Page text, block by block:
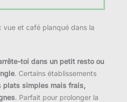
vue et café planqué dans la
toi dans un petit resto ou
. Certains établissements
plats simples mais frais,
. Parfait pour prolonger la